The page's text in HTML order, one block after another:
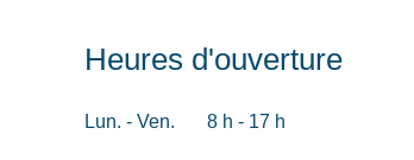
Heures d'ouverture
Lun. - Ven. 8 h - 17 h